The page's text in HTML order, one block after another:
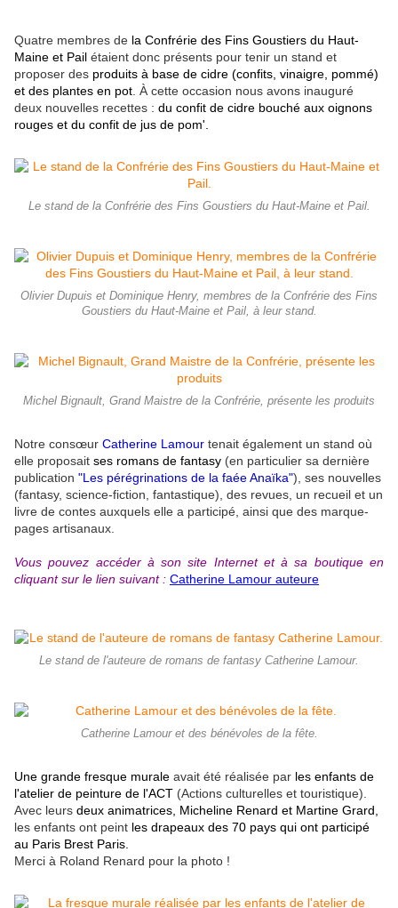
Quatre membres de la Confrérie des Fins Goustiers du Haut-
Maine et Pail étaient donc présents pour tenir un stand et
proposer des produits à base de cidre (confits, vinaigre, pommé)
et des plantes en pot . À cette occasion nous avons inauguré
deux nouvelles recettes : du confit de cidre bouché aux oignons
rouges et du confit de jus de pom'.
Le stand de la Confrérie des Fins Goustiers du Haut-Maine et Pail.
Olivier Dupuis et Dominique Henry, membres de la Confrérie des Fins
Goustiers du Haut-Maine et Pail, à leur stand.
Michel Bignault, Grand Maistre de la Confrérie, présente les produits
Notre consœur Catherine Lamour tenait également un stand où
elle proposait ses romans de fantasy (en particulier sa dernière
publication "Les pérégrinations de la faée Anaïka"), ses nouvelles
(fantasy, science-fiction, fantastique), des revues, un recueil et un
livre de contes auxquels elle a participé, ainsi que des marque-
pages artisanaux.
Vous pouvez accéder à son site Internet et à sa boutique en
cliquant sur le lien suivant : Catherine Lamour auteure
Le stand de l'auteure de romans de fantasy Catherine Lamour.
Catherine Lamour et des bénévoles de la fête.
Une grande fresque murale avait été réalisée par les enfants de
l'atelier de peinture de l'ACT (Actions culturelles et touristique).
Avec leurs deux animatrices, Micheline Renard et Martine Grard,
les enfants ont peint les drapeaux des 70 pays qui ont participé
au Paris Brest Paris.
Merci à Roland Renard pour la photo !